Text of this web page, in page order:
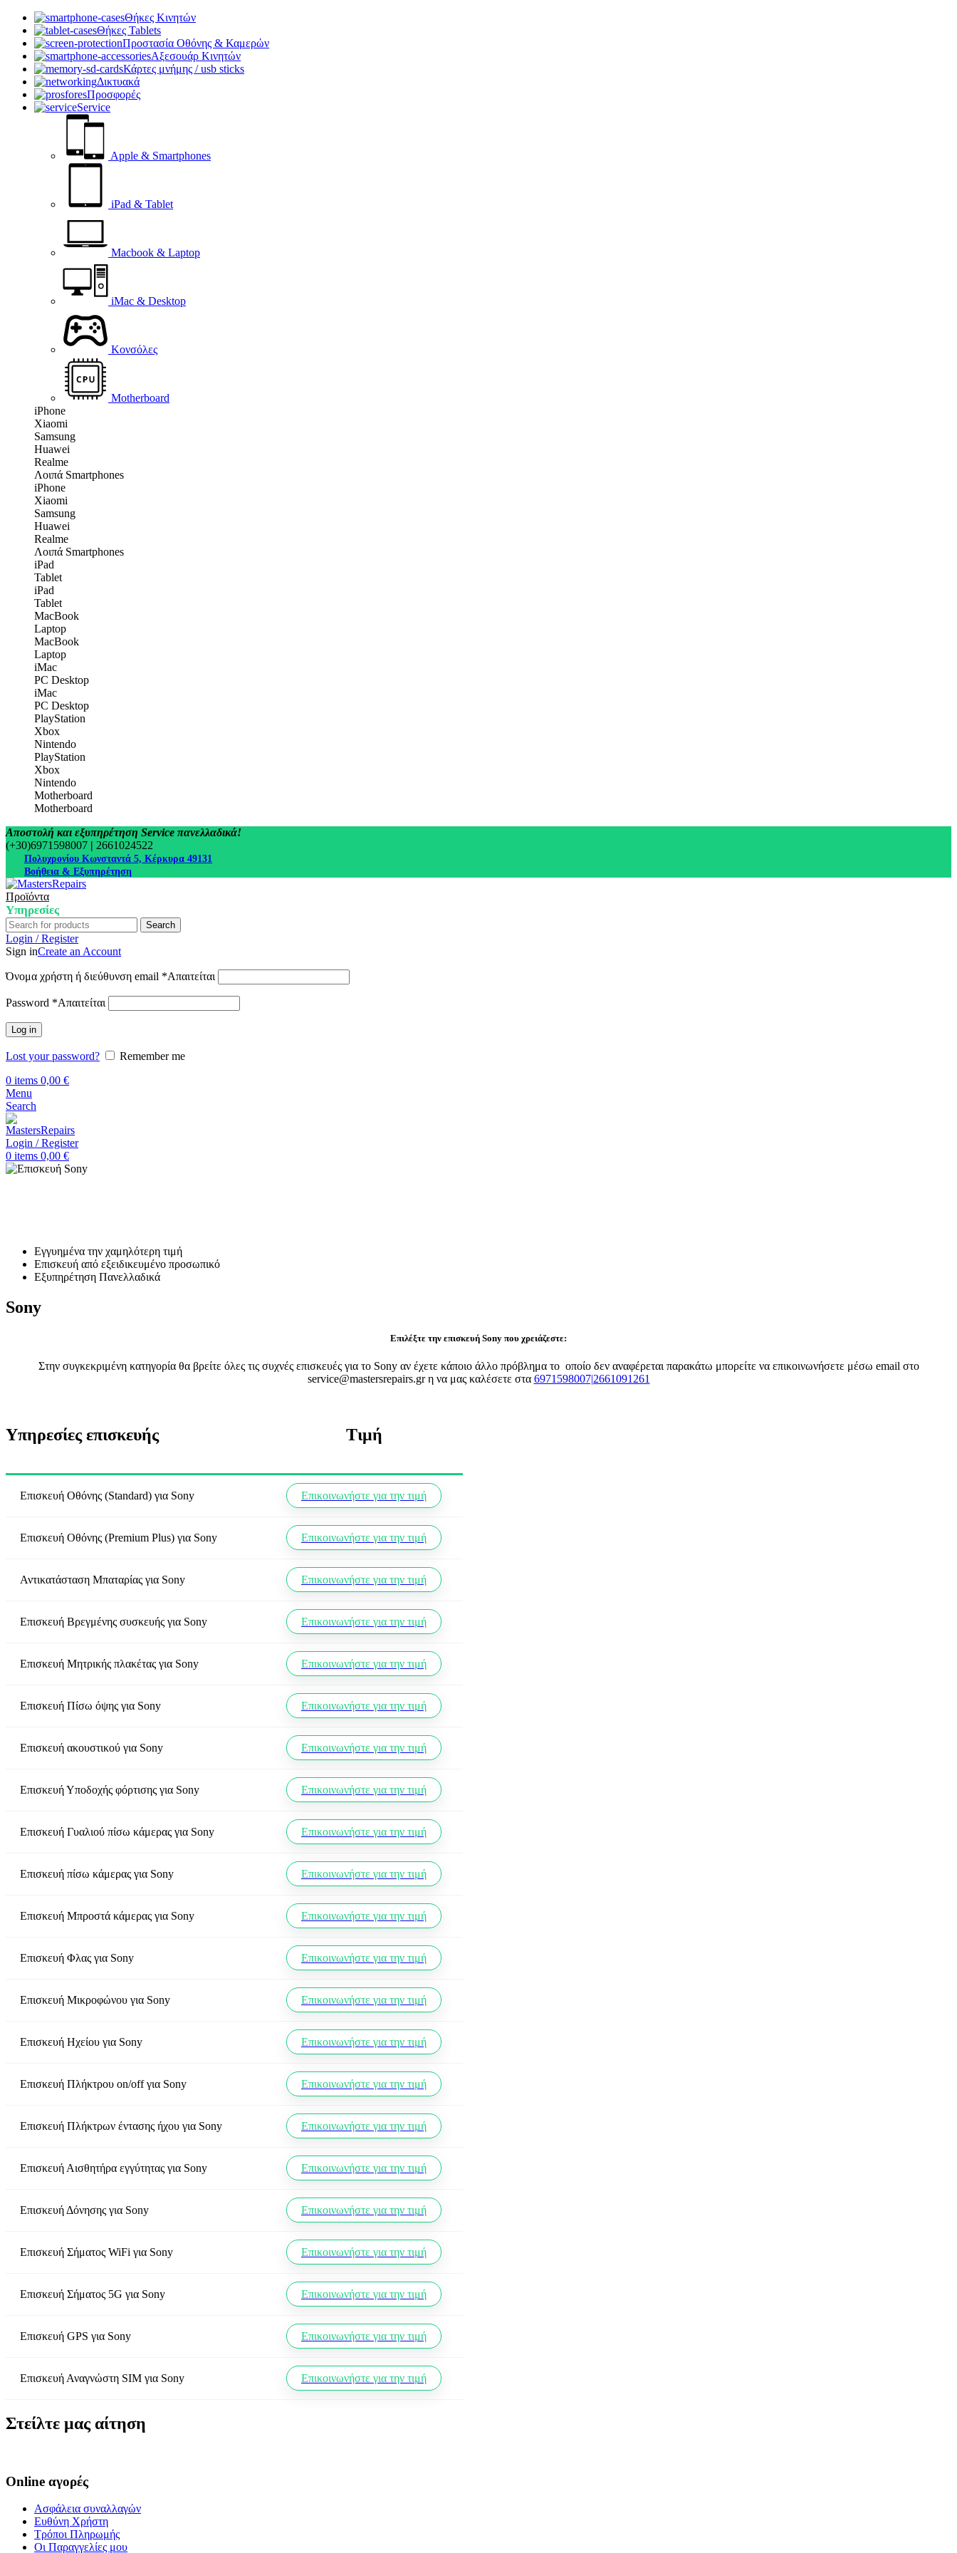
Θήκες Κινητών
Θήκες Tablets
Προστασία Οθόνης & Καμερών
Αξεσουάρ Κινητών
Κάρτες μνήμης / usb sticks
Δικτυακά
Προσφορές
Service
Apple & Smartphones
iPad & Tablet
Macbook & Laptop
iMac & Desktop
Κονσόλες
Motherboard
iPhone
Xiaomi
Samsung
Huawei
Realme
Λοιπά Smartphones
iPhone
Xiaomi
Samsung
Huawei
Realme
Λοιπά Smartphones
iPad
Tablet
iPad
Tablet
MacBook
Laptop
MacBook
Laptop
iMac
PC Desktop
iMac
PC Desktop
PlayStation
Xbox
Nintendo
PlayStation
Xbox
Nintendo
Motherboard
Motherboard
Αποστολή και εξυπηρέτηση Service πανελλαδικά!
(+30)6971598007 | 2661024522
Πολυχρονίου Κωνσταντά 5, Κέρκυρα 49131
Βοήθεια & Εξυπηρέτηση
Προϊόντα
Υπηρεσίες
Search
Login / Register
Sign inCreate an Account
Όνομα χρήστη ή διεύθυνση email *Απαιτείται
Password *Απαιτείται
Log in
Lost your password?
Remember me
0 items 0,00 €
Menu
Search
Login / Register
0 items 0,00 €
Εγγυημένα την χαμηλότερη τιμή
Επισκευή από εξειδικευμένο προσωπικό
Εξυπηρέτηση Πανελλαδικά
Sony
Επιλέξτε την επισκευή Sony που χρειάζεστε:
Στην συγκεκριμένη κατηγορία θα βρείτε όλες τις συχνές επισκευές για το Sony αν έχετε κάποιο άλλο πρόβλημα το οποίο δεν αναφέρεται παρακάτω μπορείτε να επικοινωνήσετε μέσω email στο
service@mastersrepairs.gr η να μας καλέσετε στα 6971598007|2661091261
Υπηρεσίες επισκευής Τιμή
Επισκευή Οθόνης (Standard) για Sony Επικοινωνήστε για την τιμή
Επισκευή Οθόνης (Premium Plus) για Sony Επικοινωνήστε για την τιμή
Αντικατάσταση Μπαταρίας για Sony Επικοινωνήστε για την τιμή
Επισκευή Βρεγμένης συσκευής για Sony Επικοινωνήστε για την τιμή
Επισκευή Μητρικής πλακέτας για Sony Επικοινωνήστε για την τιμή
Επισκευή Πίσω όψης για Sony Επικοινωνήστε για την τιμή
Επισκευή ακουστικού για Sony Επικοινωνήστε για την τιμή
Επισκευή Υποδοχής φόρτισης για Sony Επικοινωνήστε για την τιμή
Επισκευή Γυαλιού πίσω κάμερας για Sony Επικοινωνήστε για την τιμή
Επισκευή πίσω κάμερας για Sony Επικοινωνήστε για την τιμή
Επισκευή Μπροστά κάμερας για Sony Επικοινωνήστε για την τιμή
Επισκευή Φλας για Sony Επικοινωνήστε για την τιμή
Επισκευή Μικροφώνου για Sony Επικοινωνήστε για την τιμή
Επισκευή Ηχείου για Sony Επικοινωνήστε για την τιμή
Επισκευή Πλήκτρου on/offγια Sony Επικοινωνήστε για την τιμή
Επισκευή Πλήκτρων έντασης ήχου για Sony Επικοινωνήστε για την τιμή
Επισκευή Αισθητήρα εγγύτητας για Sony Επικοινωνήστε για την τιμή
Επισκευή Δόνησης για Sony Επικοινωνήστε για την τιμή
Επισκευή Σήματος WiFi για Sony Επικοινωνήστε για την τιμή
Επισκευή Σήματος 5G για Sony Επικοινωνήστε για την τιμή
Επισκευή GPS για Sony Επικοινωνήστε για την τιμή
Επισκευή Αναγνώστη SIM για Sony Επικοινωνήστε για την τιμή
Στείλτε μας αίτηση
Online αγορές
Ασφάλεια συναλλαγών
Ευθύνη Χρήστη
Τρόποι Πληρωμής
Οι Παραγγελίες μου